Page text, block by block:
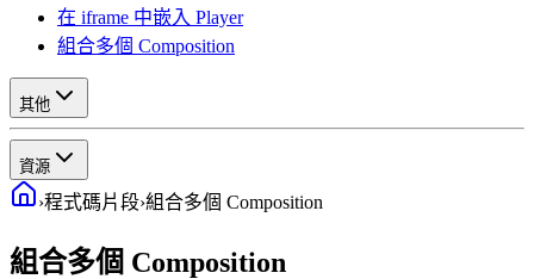
在 iframe 中嵌入 Player
組合多個 Composition
其他
資源
›程式碼片段›組合多個 Composition
組合多個 Composition